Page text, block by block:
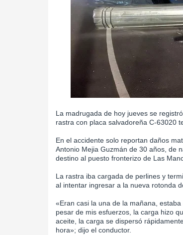
La madrugada de hoy jueves se
rastra con placa salvadoreña C-63020
En el accidente solo reportan daños
Antonio Mejia Guzmán de 30 años, de
destino al puesto fronterizo de Las
La rastra iba cargada de perlines y
al intentar ingresar a la nueva rotonda
«Eran casi la una de la mañana,
pesar de mis esfuerzos, la carga hizo
aceite, la carga se dispersó
hora»; dijo el conductor.